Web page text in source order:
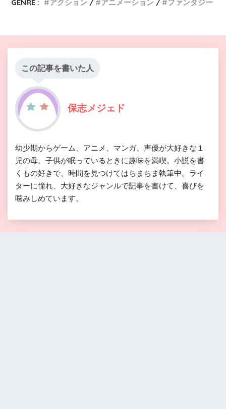
GENRE :
アクション アニメーション ファンタジー
この記事を書いた人
保志メジェド
幼少期からゲーム、アニメ、マンガ、声優が大好きな１
児の母。子供が眠っているときに趣味を満喫。小説を書
くもの好きで、時間を見つけてはちまちま執筆中。ライ
ターに憧れ、大好きなジャンルで記事を書けて、喜びを
噛みしめています。